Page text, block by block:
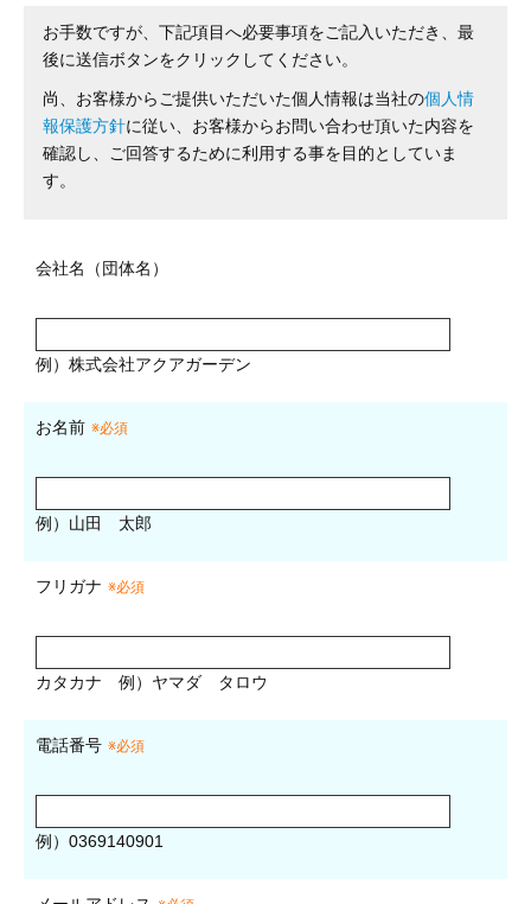
お手数ですが、下記項目へ必要事項をご記入いただき、最
後に送信ボタンをクリックしてください。
尚、お客様からご提供いただいた個人情報は当社の個人情
報保護方針に従い、お客様からお問い合わせ頂いた内容を
確認し、ご回答するために利用する事を目的としていま
す。
会社名（団体名）
例）株式会社アクアガーデン
お名前 ※必須
例）山田 太郎
フリガナ ※必須
カタカナ 例）ヤマダ タロウ
電話番号 ※必須
例）0369140901